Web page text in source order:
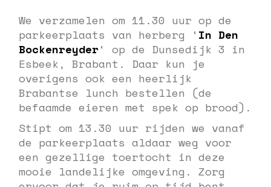
We verzamelen om 11.30 uur op de
parkeerplaats van herberg ‘In Den
Bockenreyder‘ op de Dunsedijk 3 in
Esbeek, Brabant. Daar kun je
overigens ook een heerlijk
Brabantse lunch bestellen (de
befaamde eieren met spek op brood).
Stipt om 13.30 uur rijden we vanaf
de parkeerplaats aldaar weg voor
een gezellige toertocht in deze
mooie landelijke omgeving. Zorg